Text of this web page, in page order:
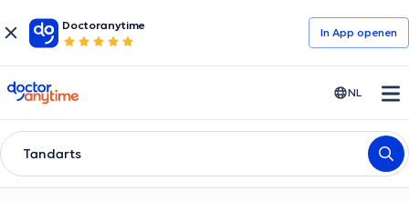
Doctoranytime
In App openen
doctoranytime NL
Tandarts